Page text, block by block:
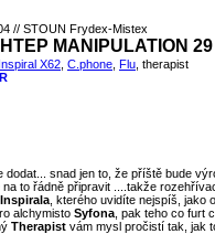
// STOUN Frydex-Mistex
MANIPULATION 29
Inspiral X62 C.phone Flu , therapist
dodat... snad jen to, že příště bude
na to řádně připravit ....takže
Inspirala , kterého uvidíte nejspíš, jako
alchymisto Syfona , pak teho co furt
Therapist vám mysl pročistí tak, jak